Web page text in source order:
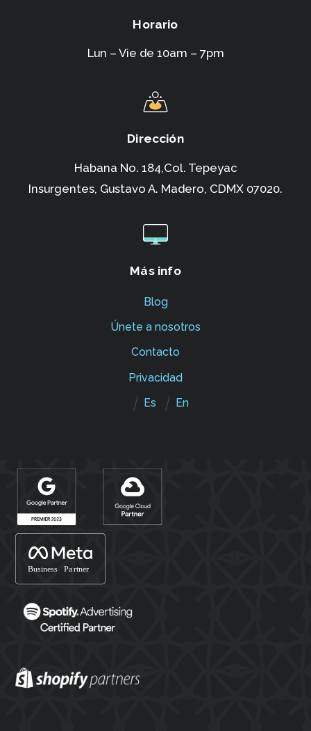
Horario
Lun – Vie de 10am – 7pm
Dirección
Habana No. 184,Col. Tepeyac
Insurgentes, Gustavo A. Madero, CDMX 07020.
Más info
Blog
Únete a nosotros
Contacto
Privacidad
Es
En